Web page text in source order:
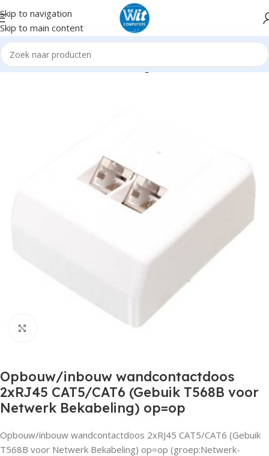
Skip to navigation
Skip to main content
Home Hardware Netwerk Overigen
Opbouw/inbouw wandcontactdoos
2xRJ45 CAT5/CAT6 (Gebuik T568B voor
Netwerk Bekabeling) op=op
Opbouw/inbouw wandcontactdoos 2xRJ45 CAT5/CAT6 (Gebuik
T568B voor Netwerk Bekabeling) op=op (groep:Netwerk-